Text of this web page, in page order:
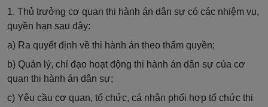
1. Thủ trưởng cơ quan thi hành án dân sự có các nhiệm vụ,
quyền hạn sau đây:
a) Ra quyết định về thi hành án theo thẩm quyền;
b) Quản lý, chỉ đạo hoạt động thi hành án dân sự của cơ
quan thi hành án dân sự;
c) Yêu cầu cơ quan, tổ chức, cá nhân phối hợp tổ chức thi